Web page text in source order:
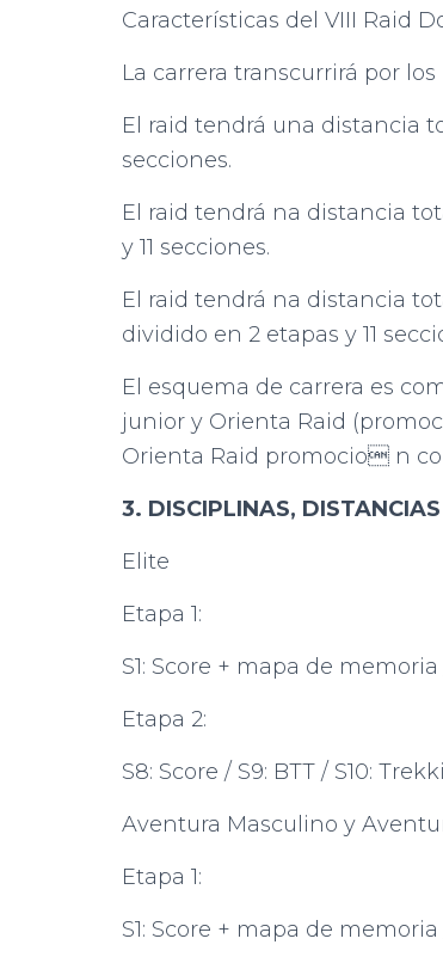
Características del VIII Raid
La carrera transcurrirá por
El raid tendrá una distancia
secciones.
El raid tendrá na distancia
y 11 secciones.
El raid tendrá na distancia
dividido en 2 etapas y 11
El esquema de carrera es
junior y Orienta Raid
Orienta Raid promocio n
3. DISCIPLINAS,
Elite
Etapa 1:
S1: Score + mapa de
Etapa 2:
S8: Score / S9: BTT / S10:
Aventura Masculino y
Etapa 1:
S1: Score + mapa de